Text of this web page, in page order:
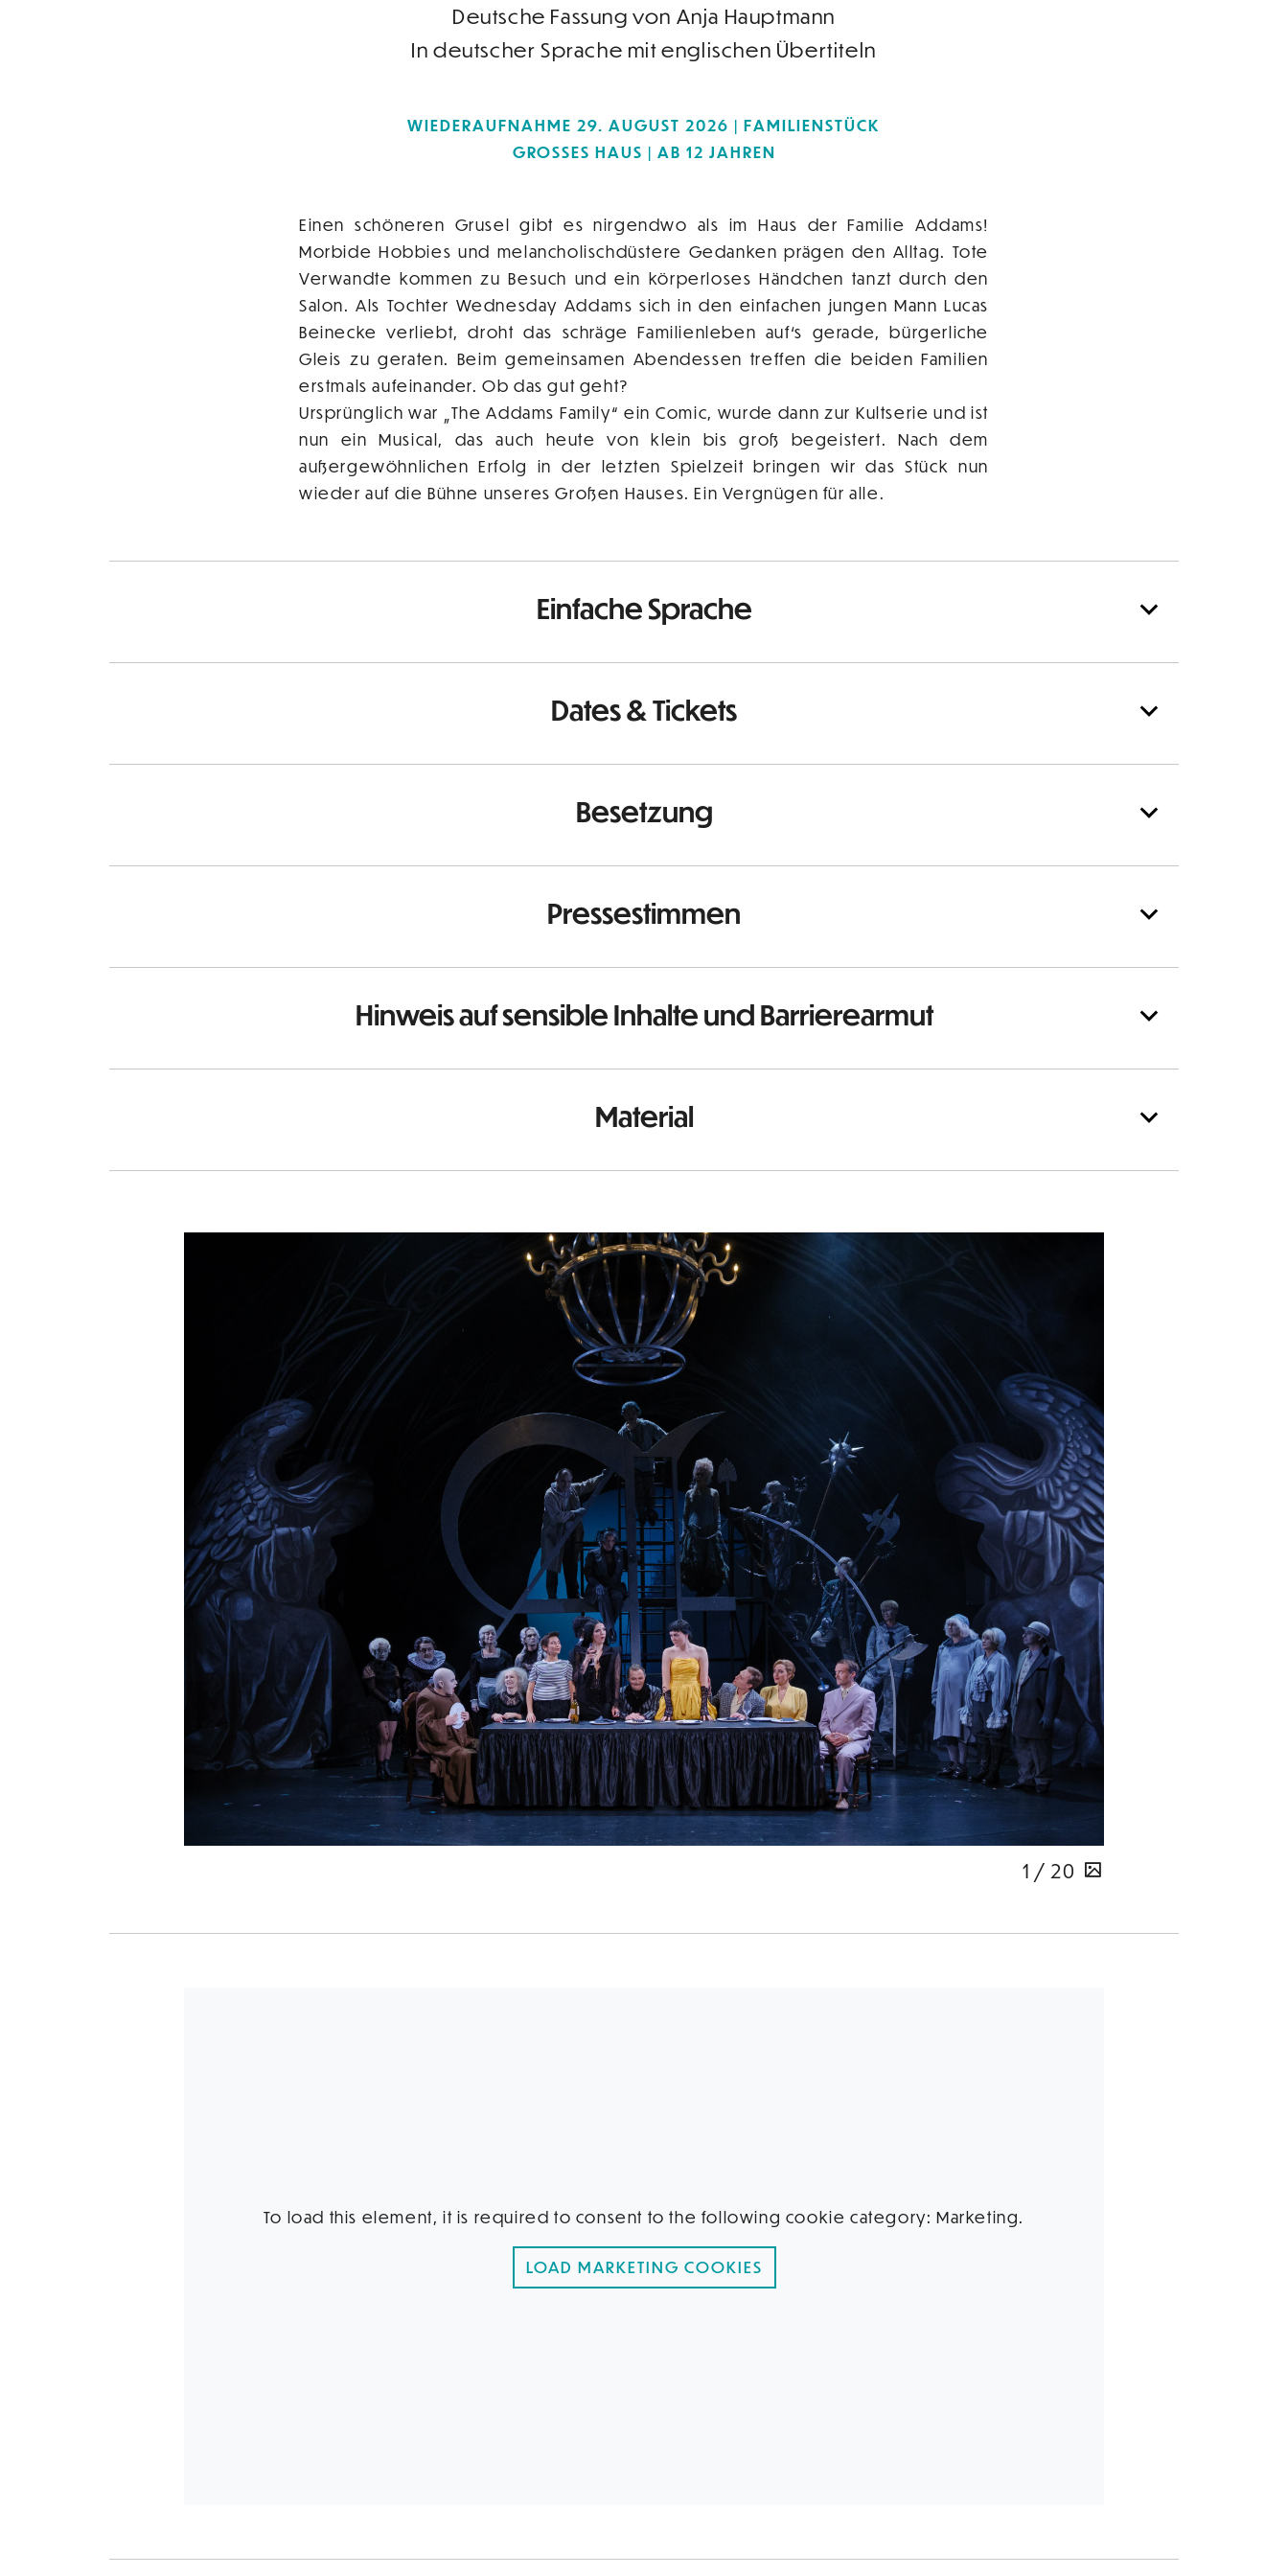
Deutsche Fassung von Anja Hauptmann
In deutscher Sprache mit englischen Übertiteln
WIEDERAUFNAHME 29. AUGUST 2026 | FAMILIENSTÜCK
GROSSES HAUS
AB 12 JAHREN
Einen schöneren Grusel gibt es nirgendwo als im Haus der Familie Addams!
Morbide Hobbies und melancholischdüstere Gedanken prägen den Alltag. Tote
Verwandte kommen zu Besuch und ein körperloses Händchen tanzt durch den
Salon. Als Tochter Wednesday Addams sich in den einfachen jungen Mann Lucas
Beinecke verliebt, droht das schräge Familienleben auf‘s gerade, bürgerliche
Gleis zu geraten. Beim gemeinsamen Abendessen treffen die beiden Familien
erstmals aufeinander. Ob das gut geht?
Ursprünglich war „The Addams Family“ ein Comic, wurde dann zur Kultserie und ist
nun ein Musical, das auch heute von klein bis groß begeistert. Nach dem
außergewöhnlichen Erfolg in der letzten Spielzeit bringen wir das Stück nun
wieder auf die Bühne unseres Großen Hauses. Ein Vergnügen für alle.
Einfache Sprache
Dates & Tickets
Besetzung
Pressestimmen
Hinweis auf sensible Inhalte und Barrierearmut
Material
1 / 20
To load this element, it is required to consent to the following cookie category: Marketing.
LOAD MARKETING COOKIES